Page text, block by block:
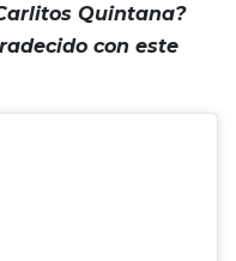
Quintana?
con este